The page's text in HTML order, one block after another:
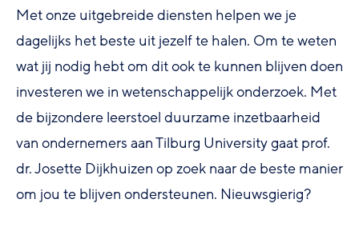
Met onze uitgebreide diensten helpen we je
dagelijks het beste uit jezelf te halen. Om te weten
wat jij nodig hebt om dit ook te kunnen blijven doen
investeren we in wetenschappelijk onderzoek. Met
de bijzondere leerstoel duurzame inzetbaarheid
van ondernemers aan Tilburg University gaat prof.
dr. Josette Dijkhuizen op zoek naar de beste manier
om jou te blijven ondersteunen. Nieuwsgierig?